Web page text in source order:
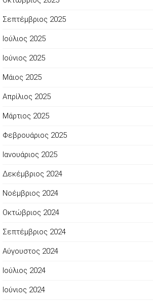
Σεπτέμβριος 2025
Ιούλιος 2025
Ιούνιος 2025
Μάιος 2025
Απρίλιος 2025
Μάρτιος 2025
Φεβρουάριος 2025
Ιανουάριος 2025
Δεκέμβριος 2024
Νοέμβριος 2024
Οκτώβριος 2024
Σεπτέμβριος 2024
Αύγουστος 2024
Ιούλιος 2024
Ιούνιος 2024